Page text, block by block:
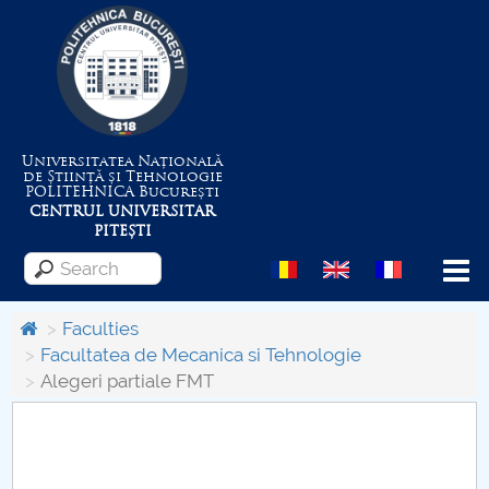
Universitatea Națională
de Știință și Tehnologie
POLITEHNICABucurești
CENTRUL UNIVERSITAR
PITEȘTI
Menu
About the University
Faculties
Facultatea de Mecanica si Tehnologie
Alegeri partiale FMT